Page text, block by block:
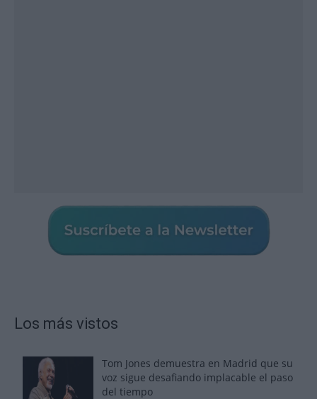
Los más vistos
Tom Jones demuestra en Madrid que su
voz sigue desafiando implacable el paso
del tiempo